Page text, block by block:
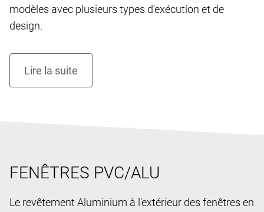
modèles avec plusieurs types d'exécution et de
design.
FENÊTRES PVC/ALU
Le revêtement Aluminium à l'extérieur des fenêtres en